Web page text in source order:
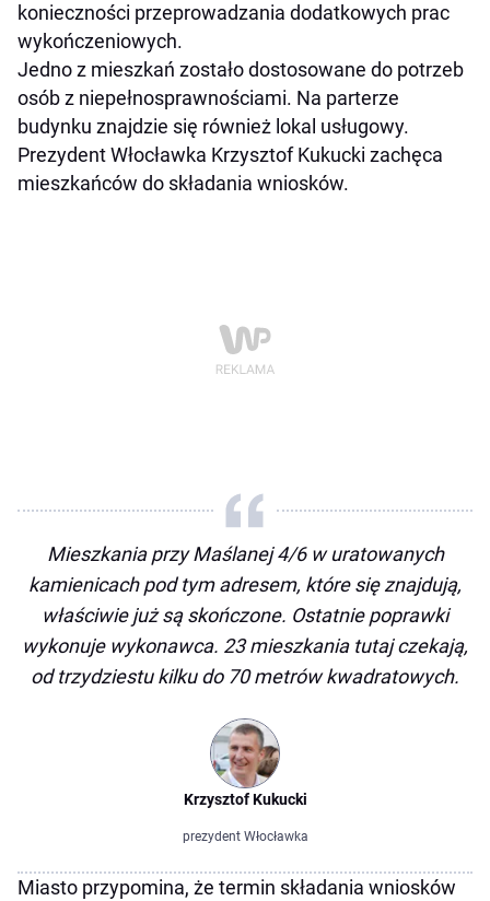
konieczności przeprowadzania dodatkowych prac
wykończeniowych.
Jedno z mieszkań zostało dostosowane do potrzeb
osób z niepełnosprawnościami. Na parterze
budynku znajdzie się również lokal usługowy.
Prezydent Włocławka Krzysztof Kukucki zachęca
mieszkańców do składania wniosków.
Mieszkania przy Maślanej 4/6 w uratowanych
kamienicach pod tym adresem, które się znajdują,
właściwie już są skończone. Ostatnie poprawki
wykonuje wykonawca. 23 mieszkania tutaj czekają,
od trzydziestu kilku do 70 metrów kwadratowych.
Krzysztof Kukucki
prezydent Włocławka
Miasto przypomina, że termin składania wniosków